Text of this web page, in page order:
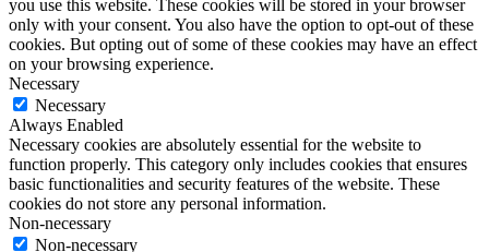
you use this website. These cookies will be stored in your browser
only with your consent. You also have the option to opt-out of these
cookies. But opting out of some of these cookies may have an effect
on your browsing experience.
Necessary
Necessary
Always Enabled
Necessary cookies are absolutely essential for the website to
function properly. This category only includes cookies that ensures
basic functionalities and security features of the website. These
cookies do not store any personal information.
Non-necessary
Non-necessary